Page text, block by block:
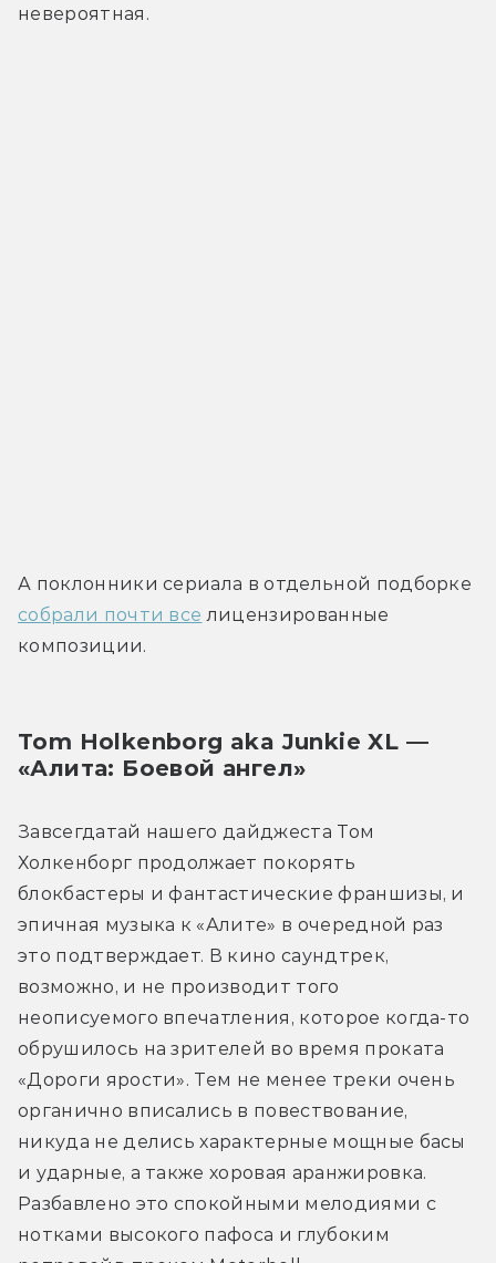
невероятная.
собрали почти все лицензированные
композиции.
Tom Holkenborg aka Junkie XL —
«Алита: Боевой ангел»
Завсегдатай нашего дайджеста Том
Холкенборг продолжает покорять
блокбастеры и фантастические франшизы, и
эпичная музыка к «Алите» в очередной раз
это подтверждает. В кино саундтрек,
возможно, и не производит того
неописуемого впечатления, которое когда-то
обрушилось на зрителей во время проката
«Дороги ярости». Тем не менее треки очень
органично вписались в повествование,
никуда не делись характерные мощные басы
и ударные, а также хоровая аранжировка.
Разбавлено это спокойными мелодиями с
нотками высокого пафоса и глубоким